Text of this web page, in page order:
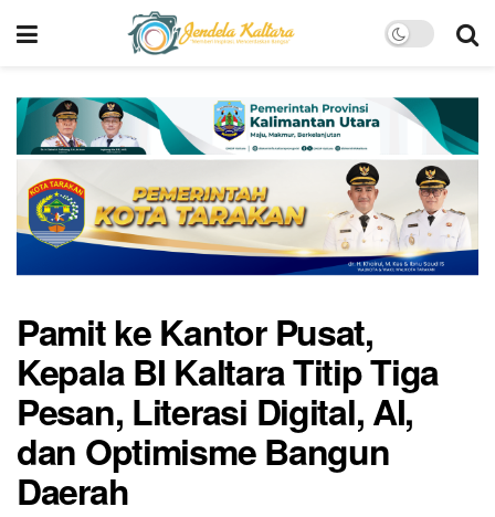
Pamit ke Kantor Pusat,
Kepala BI Kaltara Titip Tiga
Pesan, Literasi Digital, AI,
dan Optimisme Bangun
Daerah